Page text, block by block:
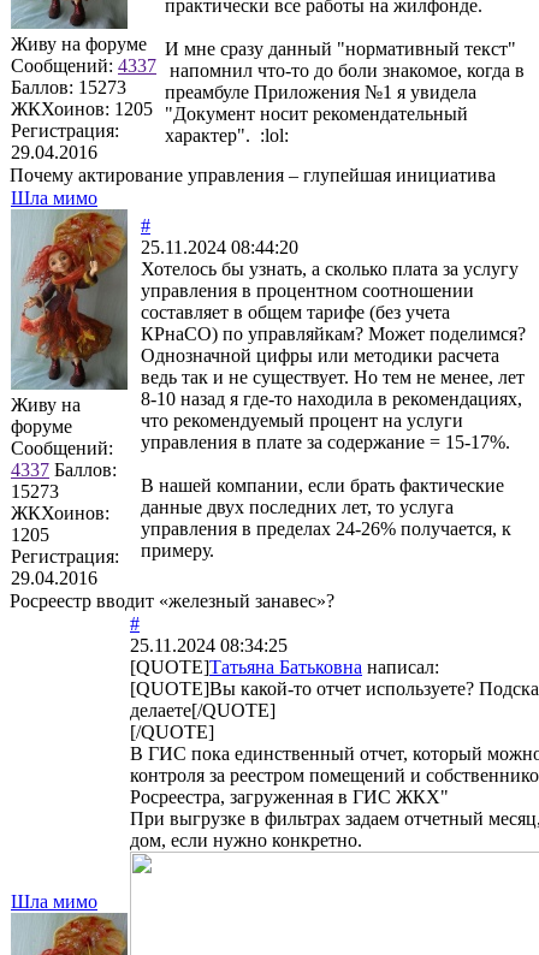
Живу на форуме
Сообщений: 4337
Баллов: 15273
ЖКХоинов: 1205
Регистрация:
29.04.2016
практически все работы на жилфонде.
И мне сразу данный "нормативный текст"
напомнил что-то до боли знакомое, когда в
преамбуле Приложения №1 я увидела
"Документ носит рекомендательный
характер". :lol:
Почему актирование управления – глупейшая инициатива
Шла мимо
Живу на
форуме
Сообщений:
4337 Баллов:
15273
ЖКХоинов:
1205
Регистрация:
29.04.2016
#
25.11.2024 08:44:20
Хотелось бы узнать, а сколько плата за услугу
управления в процентном соотношении
составляет в общем тарифе (без учета
КРнаСО) по управляйкам? Может поделимся?
Однозначной цифры или методики расчета
ведь так и не существует. Но тем не менее, лет
8-10 назад я где-то находила в рекомендациях,
что рекомендуемый процент на услуги
управления в плате за содержание = 15-17%.
В нашей компании, если брать фактические
данные двух последних лет, то услуга
управления в пределах 24-26% получается, к
примеру.
Росреестр вводит «железный занавес»?
Шла мимо
#
25.11.2024 08:34:25
[QUOTE]Татьяна Батьковна написал:
[QUOTE]Вы какой-то отчет используете?
делаете[/QUOTE]
[/QUOTE]
В ГИС пока единственный отчет, который можно
контроля за реестром помещений и
Росреестра, загруженная в ГИС ЖКХ"
При выгрузке в фильтрах задаем отчетный
дом, если нужно конкретно.